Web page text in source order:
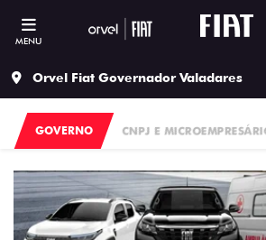
MENU
Orvel Fiat Governador Valadares
CNPJ E
GOVERNO